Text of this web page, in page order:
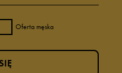
Oferta męska